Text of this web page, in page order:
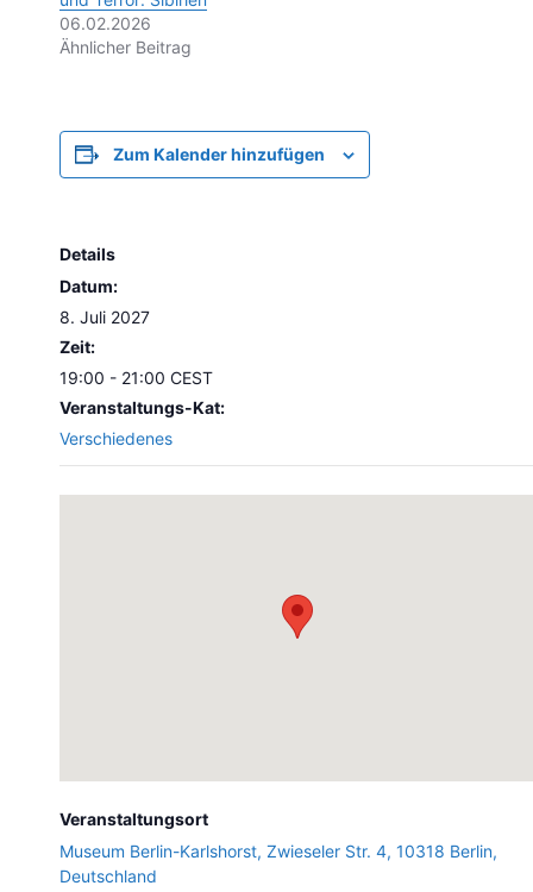
06.02.2026
Ähnlicher Beitrag
Zum Kalender hinzufügen
Details
Datum:
8. Juli 2027
Zeit:
19:00 - 21:00 CEST
Veranstaltungs-Kat:
Verschiedenes
Veranstaltungsort
Museum Berlin-Karlshorst, Zwieseler Str. 4, 10318 Berlin,
Deutschland